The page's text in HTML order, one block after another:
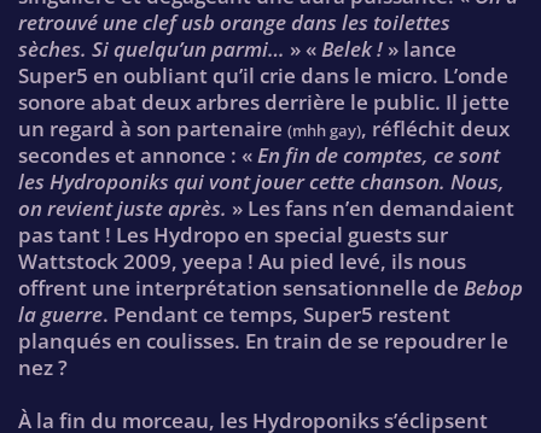
retrouvé une clef usb orange dans les toilettes
sèches. Si quelqu’un parmi… » « Belek ! » lance
Super5 en oubliant qu’il crie dans le micro. L’onde
sonore abat deux arbres derrière le public. Il jette
un regard à son partenaire (mhh gay), réfléchit deux
secondes et annonce : « En fin de comptes, ce sont
les Hydroponiks qui vont jouer cette chanson. Nous,
on revient juste après. » Les fans n’en demandaient
pas tant ! Les Hydropo en special guests sur
Wattstock 2009, yeepa ! Au pied levé, ils nous
offrent une interprétation sensationnelle de Bebop
la guerre. Pendant ce temps, Super5 restent
planqués en coulisses. En train de se repoudrer le
nez ?
À la fin du morceau, les Hydroponiks s’éclipsent